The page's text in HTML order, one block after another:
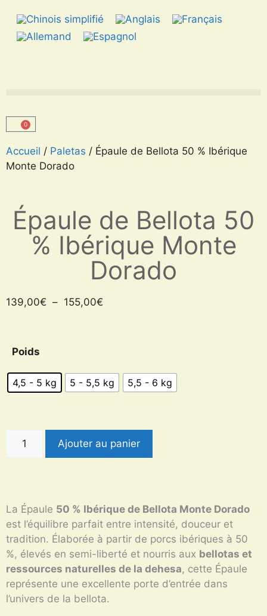
0
Accueil / Paletas / Épaule de Bellota 50 % Ibérique
Monte Dorado
Épaule de Bellota 50
% Ibérique Monte
Dorado
139,00€ – 155,00€
Poids
4,5 - 5 kg 5 - 5,5 kg 5,5 - 6 kg
Ajouter au panier
La Épaule 50 % Ibérique de Bellota Monte Dorado
est l’équilibre parfait entre intensité, douceur et
tradition. Élaborée à partir de porcs ibériques à 50
%, élevés en semi-liberté et nourris aux bellotas et
ressources naturelles de la dehesa, cette Épaule
représente une excellente porte d’entrée dans
l’univers de la bellota.